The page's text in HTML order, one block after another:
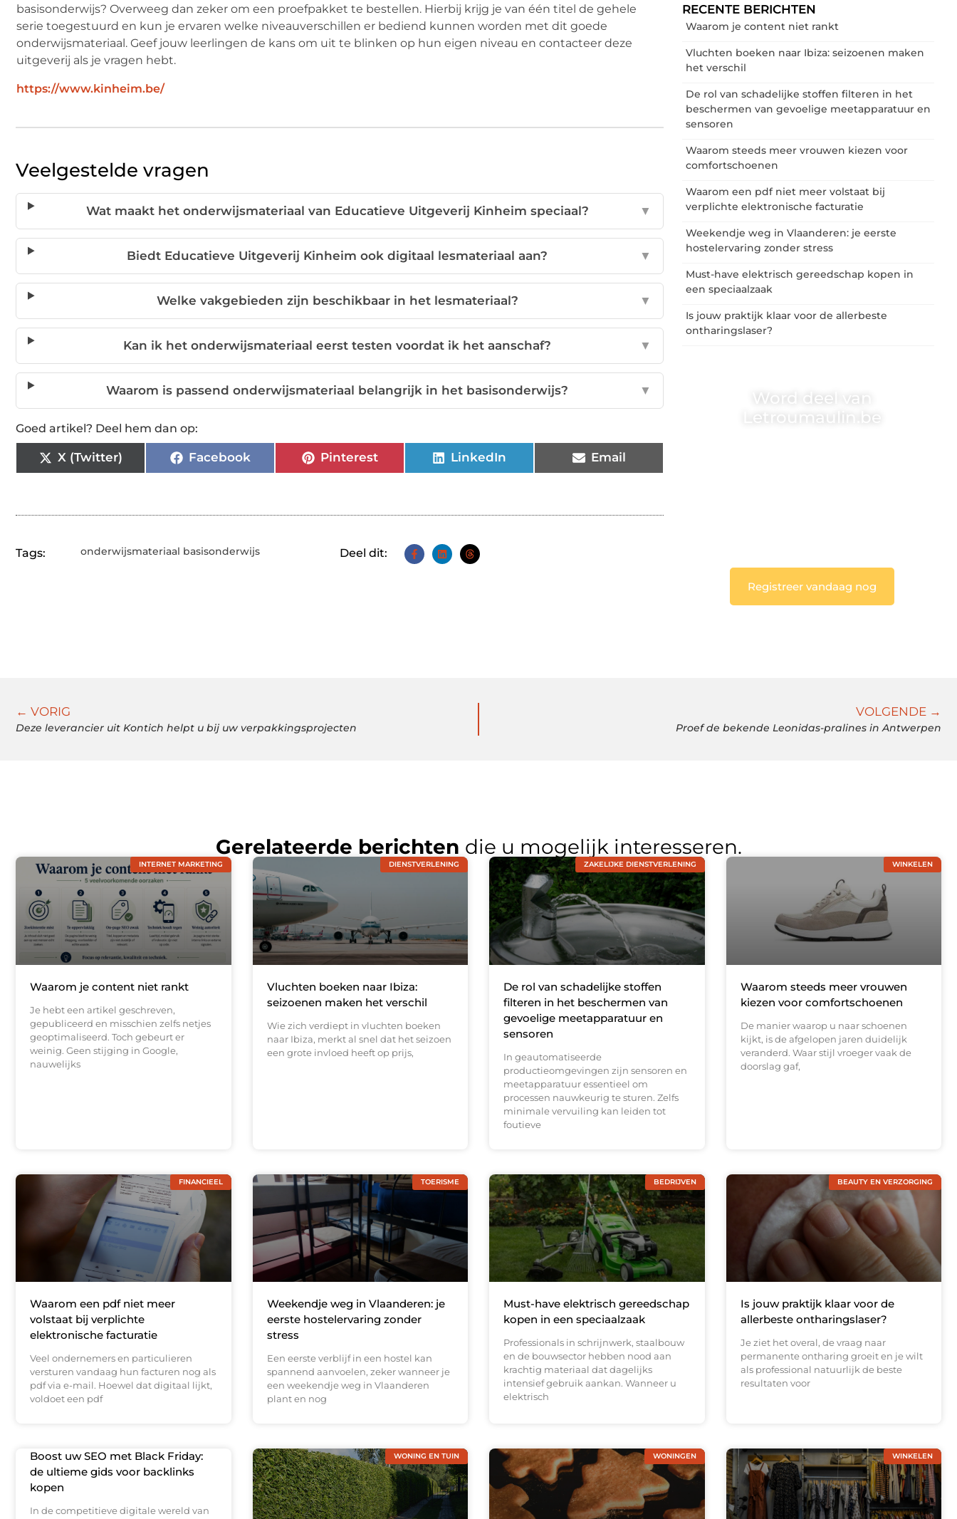
basisonderwijs? Overweeg dan zeker om een proefpakket te bestellen. Hierbij krijg je van één titel de gehele
serie toegestuurd en kun je ervaren welke niveauverschillen er bediend kunnen worden met dit goede
onderwijsmateriaal. Geef jouw leerlingen de kans om uit te blinken op hun eigen niveau en contacteer deze
uitgeverij als je vragen hebt.
https://www.kinheim.be/
Veelgestelde vragen
Wat maakt het onderwijsmateriaal van Educatieve Uitgeverij Kinheim speciaal? ▼
Biedt Educatieve Uitgeverij Kinheim ook digitaal lesmateriaal aan? ▼
Welke vakgebieden zijn beschikbaar in het lesmateriaal? ▼
Kan ik het onderwijsmateriaal eerst testen voordat ik het aanschaf? ▼
Waarom is passend onderwijsmateriaal belangrijk in het basisonderwijs? ▼
Goed artikel? Deel hem dan op:
X (Twitter) Facebook Pinterest LinkedIn Email
Tags: onderwijsmateriaal basisonderwijs Deel dit:
RECENTE BERICHTEN
Waarom je content niet rankt
Vluchten boeken naar Ibiza: seizoenen maken
het verschil
De rol van schadelijke stoffen filteren in het
beschermen van gevoelige meetapparatuur en
sensoren
Waarom steeds meer vrouwen kiezen voor
comfortschoenen
Waarom een pdf niet meer volstaat bij
verplichte elektronische facturatie
Weekendje weg in Vlaanderen: je eerste
hostelervaring zonder stress
Must-have elektrisch gereedschap kopen in
een speciaalzaak
Is jouw praktijk klaar voor de allerbeste
ontharingslaser?
Word deel van
Letroumaulin.be
Registreer vandaag nog
← VORIG
Deze leverancier uit Kontich helpt u bij uw verpakkingsprojecten
VOLGENDE →
Proef de bekende Leonidas-pralines in Antwerpen
Gerelateerde berichten die u mogelijk interesseren.
INTERNET MARKETING
Waarom je content niet rankt
Je hebt een artikel geschreven,
gepubliceerd en misschien zelfs netjes
geoptimaliseerd. Toch gebeurt er
weinig. Geen stijging in Google,
nauwelijks
DIENSTVERLENING
Vluchten boeken naar Ibiza:
seizoenen maken het verschil
Wie zich verdiept in vluchten boeken
naar Ibiza, merkt al snel dat het seizoen
een grote invloed heeft op prijs,
ZAKELIJKE DIENSTVERLENING
De rol van schadelijke stoffen
filteren in het beschermen van
gevoelige meetapparatuur en
sensoren
In geautomatiseerde
productieomgevingen zijn sensoren en
meetapparatuur essentieel om
processen nauwkeurig te sturen. Zelfs
minimale vervuiling kan leiden tot
foutieve
WINKELEN
Waarom steeds meer vrouwen
kiezen voor comfortschoenen
De manier waarop u naar schoenen
kijkt, is de afgelopen jaren duidelijk
veranderd. Waar stijl vroeger vaak de
doorslag gaf,
FINANCIEEL
Waarom een pdf niet meer
volstaat bij verplichte
elektronische facturatie
Veel ondernemers en particulieren
versturen vandaag hun facturen nog als
pdf via e-mail. Hoewel dat digitaal lijkt,
voldoet een pdf
TOERISME
Weekendje weg in Vlaanderen: je
eerste hostelervaring zonder
stress
Een eerste verblijf in een hostel kan
spannend aanvoelen, zeker wanneer je
een weekendje weg in Vlaanderen
plant en nog
BEDRIJVEN
Must-have elektrisch gereedschap
kopen in een speciaalzaak
Professionals in schrijnwerk, staalbouw
en de bouwsector hebben nood aan
krachtig materiaal dat dagelijks
intensief gebruik aankan. Wanneer u
elektrisch
BEAUTY EN VERZORGING
Is jouw praktijk klaar voor de
allerbeste ontharingslaser?
Je ziet het overal, de vraag naar
permanente ontharing groeit en je wilt
als professional natuurlijk de beste
resultaten voor
Boost uw SEO met Black Friday:
de ultieme gids voor backlinks
kopen
In de competitieve digitale wereld van
WONING EN TUIN WONINGEN WINKELEN